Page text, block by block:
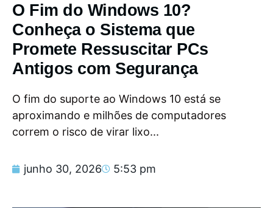
O Fim do Windows 10?
Conheça o Sistema que
Promete Ressuscitar PCs
Antigos com Segurança
O fim do suporte ao Windows 10 está se
aproximando e milhões de computadores
correm o risco de virar lixo...
junho 30, 2026 5:53 pm